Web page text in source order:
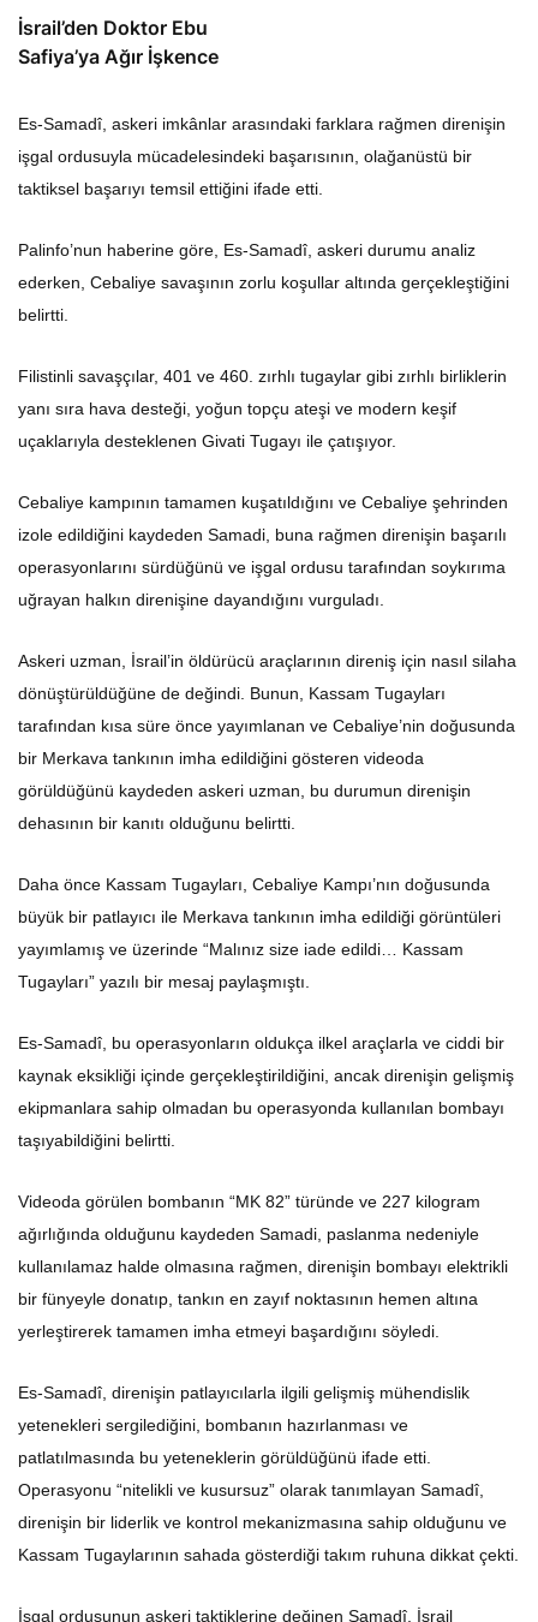
İsrail’den Doktor Ebu
Safiya’ya Ağır İşkence
Es-Samadî, askeri imkânlar arasındaki farklara rağmen direnişin
işgal ordusuyla mücadelesindeki başarısının, olağanüstü bir
taktiksel başarıyı temsil ettiğini ifade etti.
Palinfo’nun haberine göre, Es-Samadî, askeri durumu analiz
ederken, Cebaliye savaşının zorlu koşullar altında gerçekleştiğini
belirtti.
Filistinli savaşçılar, 401 ve 460. zırhlı tugaylar gibi zırhlı birliklerin
yanı sıra hava desteği, yoğun topçu ateşi ve modern keşif
uçaklarıyla desteklenen Givati Tugayı ile çatışıyor.
Cebaliye kampının tamamen kuşatıldığını ve Cebaliye şehrinden
izole edildiğini kaydeden Samadi, buna rağmen direnişin başarılı
operasyonlarını sürdüğünü ve işgal ordusu tarafından soykırıma
uğrayan halkın direnişine dayandığını vurguladı.
Askeri uzman, İsrail’in öldürücü araçlarının direniş için nasıl silaha
dönüştürüldüğüne de değindi. Bunun, Kassam Tugayları
tarafından kısa süre önce yayımlanan ve Cebaliye’nin doğusunda
bir Merkava tankının imha edildiğini gösteren videoda
görüldüğünü kaydeden askeri uzman, bu durumun direnişin
dehasının bir kanıtı olduğunu belirtti.
Daha önce Kassam Tugayları, Cebaliye Kampı’nın doğusunda
büyük bir patlayıcı ile Merkava tankının imha edildiği görüntüleri
yayımlamış ve üzerinde “Malınız size iade edildi… Kassam
Tugayları” yazılı bir mesaj paylaşmıştı.
Es-Samadî, bu operasyonların oldukça ilkel araçlarla ve ciddi bir
kaynak eksikliği içinde gerçekleştirildiğini, ancak direnişin gelişmiş
ekipmanlara sahip olmadan bu operasyonda kullanılan bombayı
taşıyabildiğini belirtti.
Videoda görülen bombanın “MK 82” türünde ve 227 kilogram
ağırlığında olduğunu kaydeden Samadi, paslanma nedeniyle
kullanılamaz halde olmasına rağmen, direnişin bombayı elektrikli
bir fünyeyle donatıp, tankın en zayıf noktasının hemen altına
yerleştirerek tamamen imha etmeyi başardığını söyledi.
Es-Samadî, direnişin patlayıcılarla ilgili gelişmiş mühendislik
yetenekleri sergilediğini, bombanın hazırlanması ve
patlatılmasında bu yeteneklerin görüldüğünü ifade etti.
Operasyonu “nitelikli ve kusursuz” olarak tanımlayan Samadî,
direnişin bir liderlik ve kontrol mekanizmasına sahip olduğunu ve
Kassam Tugaylarının sahada gösterdiği takım ruhuna dikkat çekti.
İşgal ordusunun askeri taktiklerine değinen Samadî, İsrail